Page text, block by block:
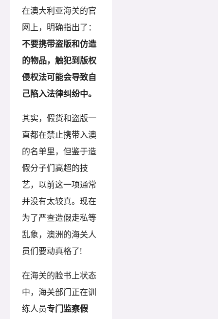
在澳大利亚海关的官
网上，明确指出了：
不要携带盗版和仿造
的物品，触犯到版权
侵权法可能会导致自
己陷入法律纠纷中。
其实，假货和盗版一
直都在禁止携带入澳
的名单里，但鉴于造
假分子们高超的技
艺，以前这一项通常
并没有太较真。现在
为了严查造假走私等
乱象，澳洲的海关人
员们要动真格了!
在海关的脸书上状态
中，海关部门正在训
练人员专门监察假